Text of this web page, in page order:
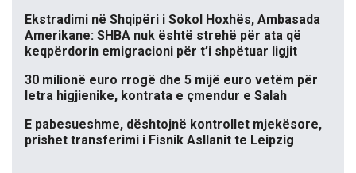
Ekstradimi në Shqipëri i Sokol Hoxhës, Ambasada
Amerikane: SHBA nuk është strehë për ata që
keqpërdorin emigracioni për t’i shpëtuar ligjit
30 milionë euro rrogë dhe 5 mijë euro vetëm për
letra higjienike, kontrata e çmendur e Salah
E pabesueshme, dështojnë kontrollet mjekësore,
prishet transferimi i Fisnik Asllanit te Leipzig